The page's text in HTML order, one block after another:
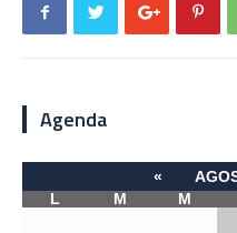
Agenda
«
L
M M